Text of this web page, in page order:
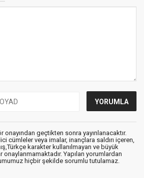
onayından geçtikten sonra yayınlanacaktır.
cümleler veya imalar, inançlara saldırı içeren,
karakter kullanılmayan ve büyük
onaylanmamaktadır. Yapılan yorumlardan
hiçbir şekilde sorumlu tutulamaz.